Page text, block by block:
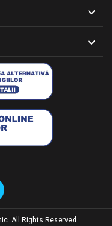


All Rights Reserved.